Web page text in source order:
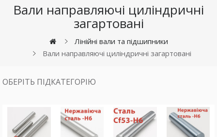
Вали направляючі циліндричні
загартовані
Лінійні вали та підшипники
Вали направляючі циліндричні загартовані
ОБЕРІТЬ ПІДКАТЕГОРІЮ